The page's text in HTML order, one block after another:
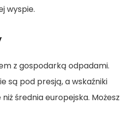
wyspie.
z gospodarką odpadami.
są pod presją, a wskaźniki
średnia europejska. Możesz